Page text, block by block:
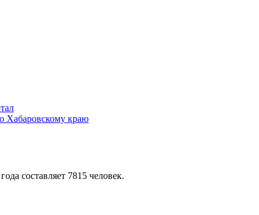
составляет 7815 человек.